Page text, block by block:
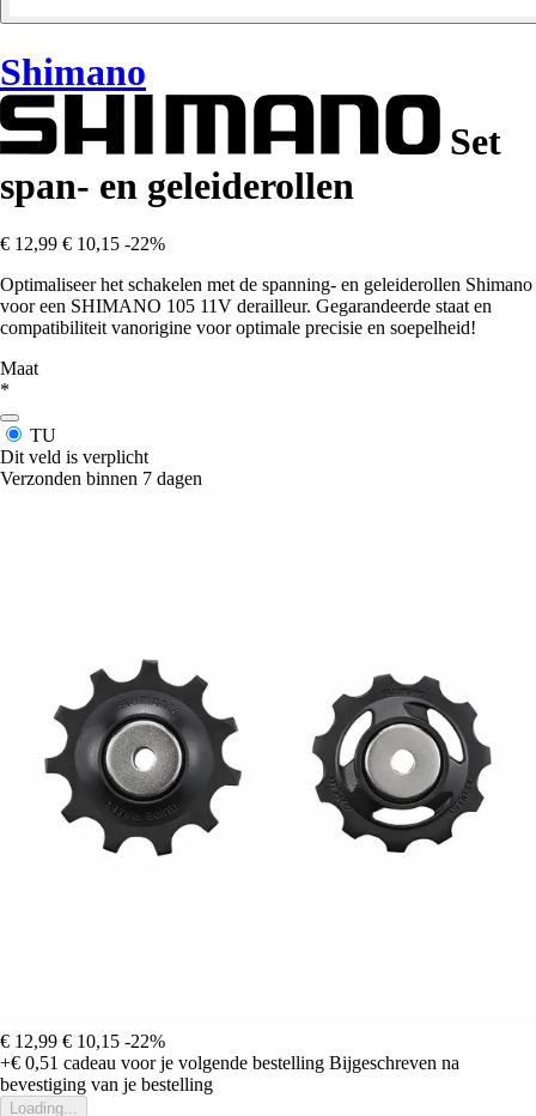
Shimano
Set
span- en geleiderollen
€ 12,99 € 10,15 -22%
Optimaliseer het schakelen met de spanning- en geleiderollen Shimano
voor een SHIMANO 105 11V derailleur. Gegarandeerde staat en
compatibiliteit vanorigine voor optimale precisie en soepelheid!
Maat
*
TU
Dit veld is verplicht
Verzonden binnen 7 dagen
€ 12,99 € 10,15 -22%
+€ 0,51 cadeau voor je volgende bestelling Bijgeschreven na
bevestiging van je bestelling
Loading...